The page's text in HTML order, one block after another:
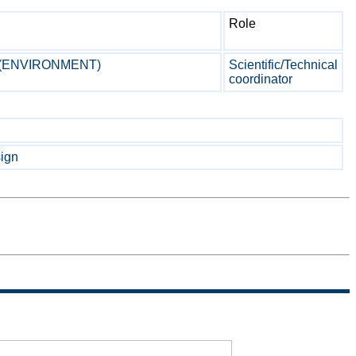
Role
Scientific/Technical
coordinator